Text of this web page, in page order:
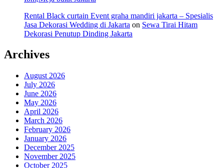
Rental Black curtain Event graha mandiri jakarta – Spesialis
Jasa Dekorasi Wedding di Jakarta on Sewa Tirai Hitam
Dekorasi Penutup Dinding Jakarta
Archives
August 2026
July 2026
June 2026
May 2026
April 2026
March 2026
February 2026
January 2026
December 2025
November 2025
October 2025